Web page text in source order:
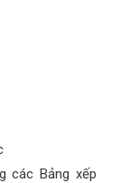
các Bảng xếp